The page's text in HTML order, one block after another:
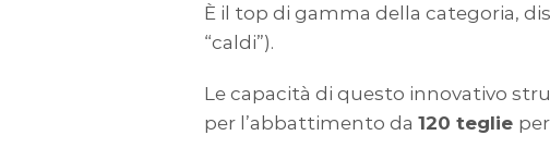
È il top di gamma della categoria,
“caldi”).
Le capacità di questo innovativo
per l’abbattimento da 120 teglie